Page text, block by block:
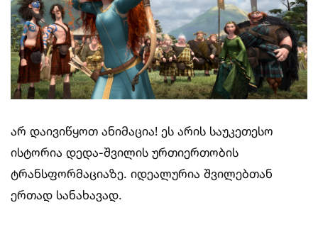
არ დაივიწყოთ ანიმაცია! ეს არის საუკეთესო
ისტორია დედა-შვილის ურთიერთობის
ტრანსფორმაციაზე. იდეალურია შვილებთან
ერთად სანახავად.